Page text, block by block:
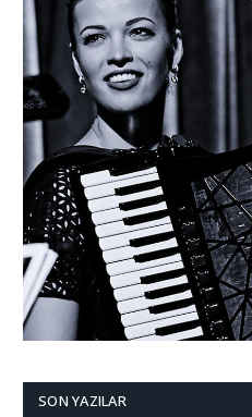
SON YAZILAR